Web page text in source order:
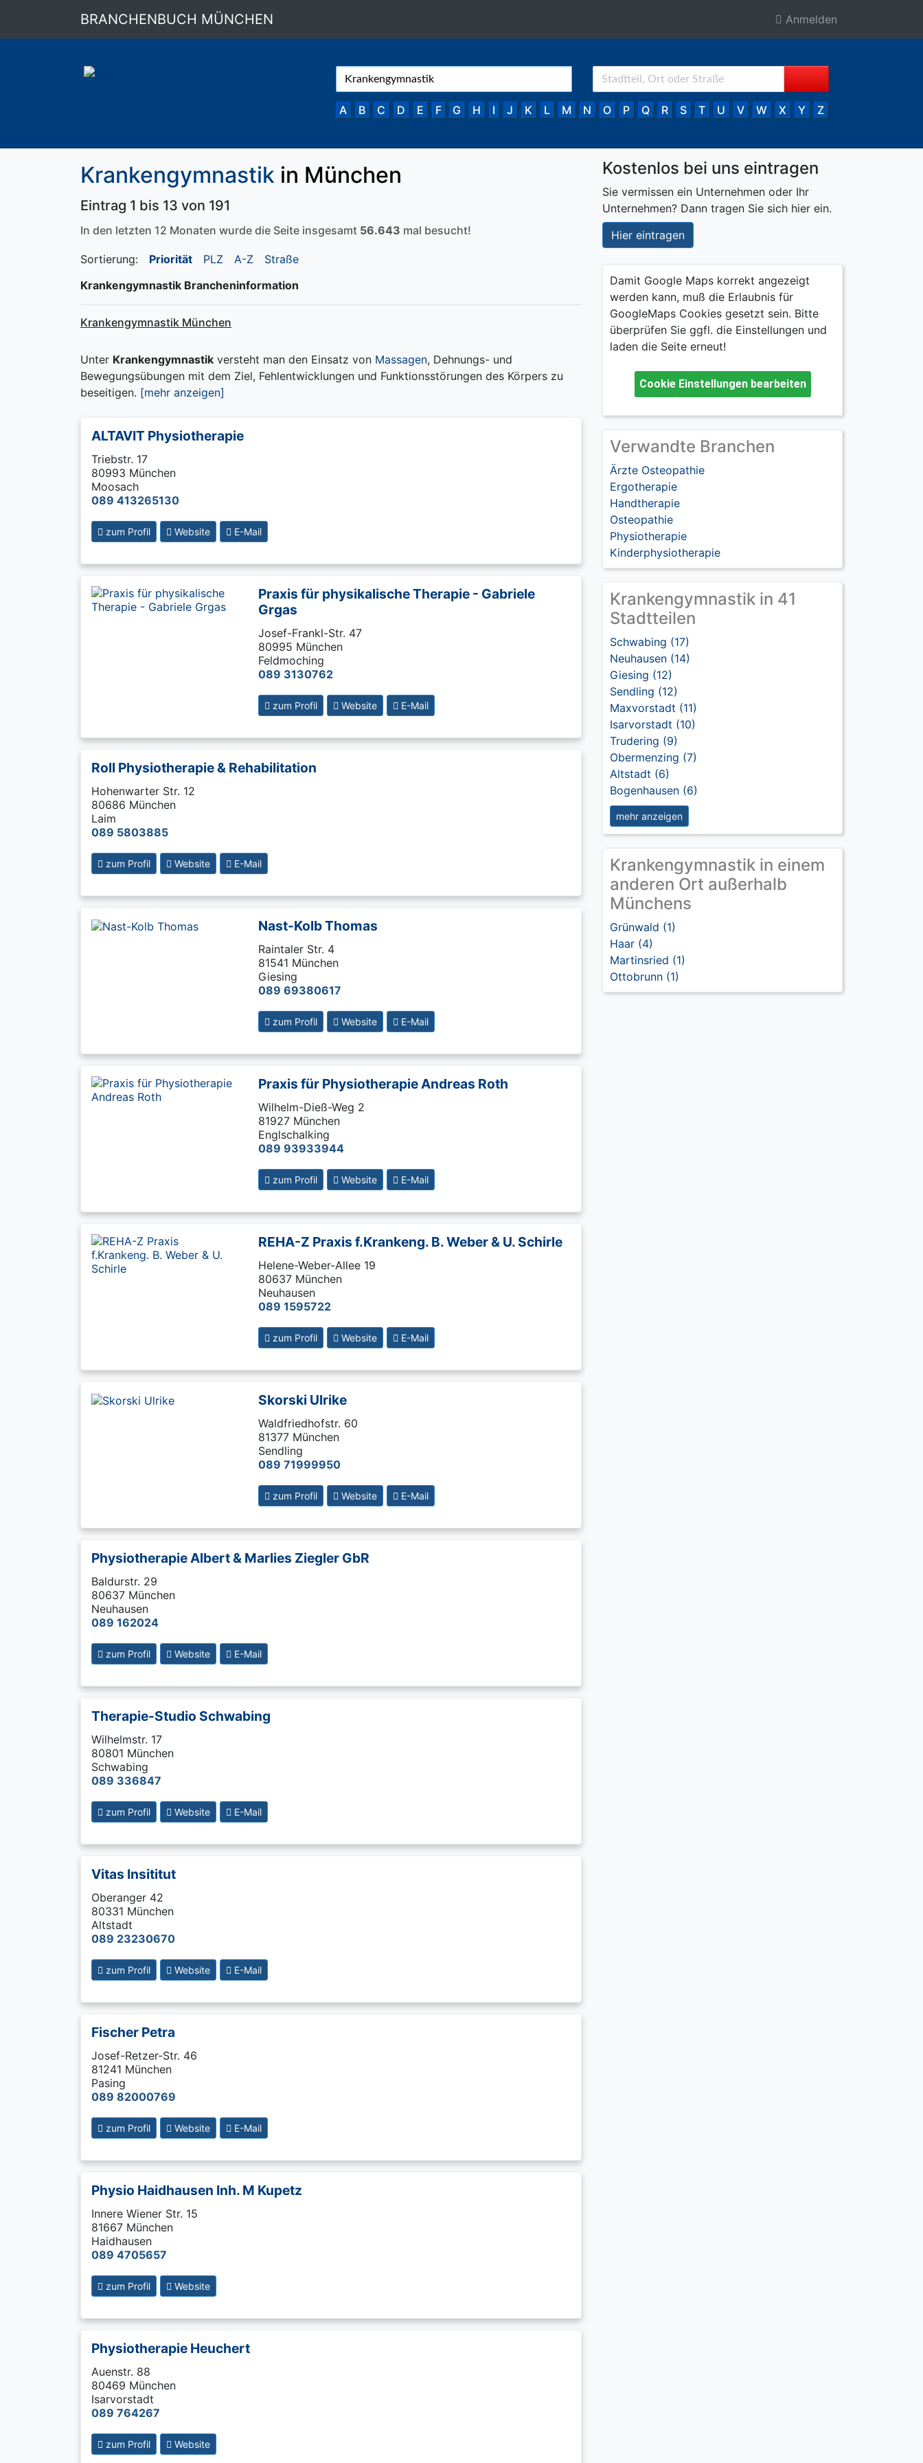
BRANCHENBUCH MÜNCHEN Anmelden
A B C D E F G H I J K L M N O P Q R S T U V W X Y Z
Krankengymnastik in München
Eintrag 1 bis 13 von 191
In den letzten 12 Monaten wurde die Seite insgesamt 56.643 mal besucht!
Sortierung: Priorität PLZ A-Z
Straße
Krankengymnastik Brancheninformation
Krankengymnastik München
Unter Krankengymnastik versteht man den Einsatz von Massagen, Dehnungs- und
Bewegungsübungen mit dem Ziel, Fehlentwicklungen und Funktionsstörungen des Körpers zu
beseitigen. [mehr anzeigen]
ALTAVIT Physiotherapie
Triebstr. 17
80993 München
Moosach
089 413265130
zum Profil Website E-Mail
Praxis für physikalische Therapie - Gabriele
Grgas
Josef-Frankl-Str. 47
80995 München
Feldmoching
089 3130762
zum Profil Website E-Mail
Roll Physiotherapie & Rehabilitation
Hohenwarter Str. 12
80686 München
Laim
089 5803885
zum Profil Website E-Mail
Nast-Kolb Thomas
Raintaler Str. 4
81541 München
Giesing
089 69380617
zum Profil Website E-Mail
Praxis für Physiotherapie Andreas Roth
Wilhelm-Dieß-Weg 2
81927 München
Englschalking
089 93933944
zum Profil Website E-Mail
REHA-Z Praxis f.Krankeng. B. Weber & U. Schirle
Helene-Weber-Allee 19
80637 München
Neuhausen
089 1595722
zum Profil Website E-Mail
Skorski Ulrike
Waldfriedhofstr. 60
81377 München
Sendling
089 71999950
zum Profil Website E-Mail
Physiotherapie Albert & Marlies Ziegler GbR
Baldurstr. 29
80637 München
Neuhausen
089 162024
zum Profil Website E-Mail
Therapie-Studio Schwabing
Wilhelmstr. 17
80801 München
Schwabing
089 336847
zum Profil Website E-Mail
Vitas Insititut
Oberanger 42
80331 München
Altstadt
089 23230670
zum Profil Website E-Mail
Fischer Petra
Josef-Retzer-Str. 46
81241 München
Pasing
089 82000769
zum Profil Website E-Mail
Physio Haidhausen Inh. M Kupetz
Innere Wiener Str. 15
81667 München
Haidhausen
089 4705657
zum Profil Website
Physiotherapie Heuchert
Auenstr. 88
80469 München
Isarvorstadt
089 764267
zum Profil Website
Kostenlos bei uns eintragen
Sie vermissen ein Unternehmen oder Ihr
Unternehmen? Dann tragen Sie sich hier ein.
Hier eintragen
Damit Google Maps korrekt angezeigt
werden kann, muß die Erlaubnis für
GoogleMaps Cookies gesetzt sein. Bitte
überprüfen Sie ggfl. die Einstellungen und
laden die Seite erneut!
Cookie Einstellungen bearbeiten
Verwandte Branchen
Ärzte Osteopathie
Ergotherapie
Handtherapie
Osteopathie
Physiotherapie
Kinderphysiotherapie
Krankengymnastik in 41
Stadtteilen
Schwabing (17)
Neuhausen (14)
Giesing (12)
Sendling (12)
Maxvorstadt (11)
Isarvorstadt (10)
Trudering (9)
Obermenzing (7)
Altstadt (6)
Bogenhausen (6)
mehr anzeigen
Krankengymnastik in einem
anderen Ort außerhalb
Münchens
Grünwald (1)
Haar (4)
Martinsried (1)
Ottobrunn (1)